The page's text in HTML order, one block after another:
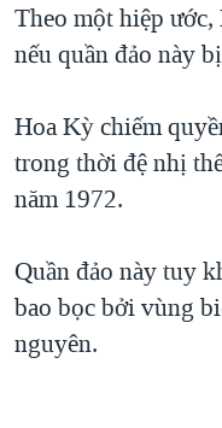
Theo một hiệp
nếu quần đảo này
Hoa Kỳ chiếm
trong thời đệ nhị
năm 1972.
Quần đảo này tuy
bao bọc bởi vùng
nguyên.